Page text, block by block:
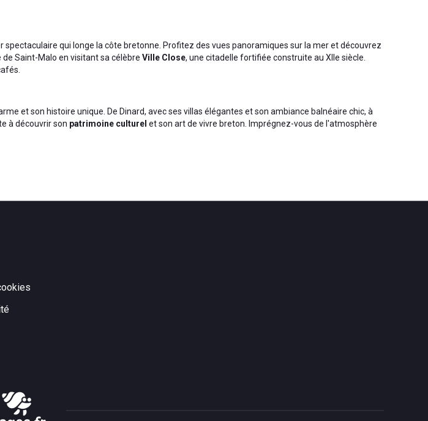
spectaculaire qui longe la côte bretonne. Profitez des vues panoramiques sur la mer et découvrez
Saint-Malo en visitant sa célèbre Ville Close, une citadelle fortifiée construite au XIIe siècle.
et son histoire unique. De Dinard, avec ses villas élégantes et son ambiance balnéaire chic, à
à découvrir son patrimoine culturel et son art de vivre breton. Imprégnez-vous de l'atmosphère